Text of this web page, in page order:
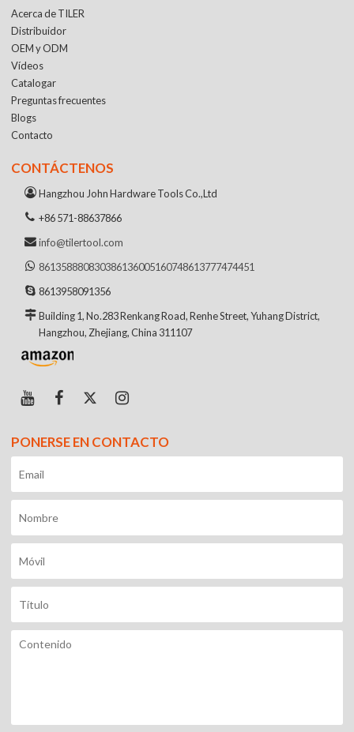
Acerca de TILER
Distribuidor
OEM y ODM
Vídeos
Catalogar
Preguntas frecuentes
Blogs
Contacto
CONTÁCTENOS
Hangzhou John Hardware Tools Co.,Ltd
+86 571-88637866
info@tilertool.com
861358880830386136005160748613777474451
8613958091356
Building 1, No.283 Renkang Road, Renhe Street, Yuhang District,
Hangzhou, Zhejiang, China 311107
PONERSE EN CONTACTO